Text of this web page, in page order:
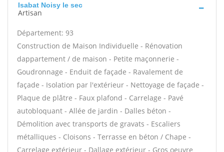
Isabat Noisy le sec
Artisan
Département: 93
Construction de Maison Individuelle - Rénovation
dappartement / de maison - Petite maçonnerie -
Goudronnage - Enduit de façade - Ravalement de
façade - Isolation par l'extérieur - Nettoyage de façade -
Plaque de plâtre - Faux plafond - Carrelage - Pavé
autobloquant - Allée de jardin - Dalles béton -
Démolition avec transports de gravats - Escaliers
métalliques - Cloisons - Terrasse en béton / Chape -
Carrelage extérieur - Dallage extérieur - Gros oeuvre